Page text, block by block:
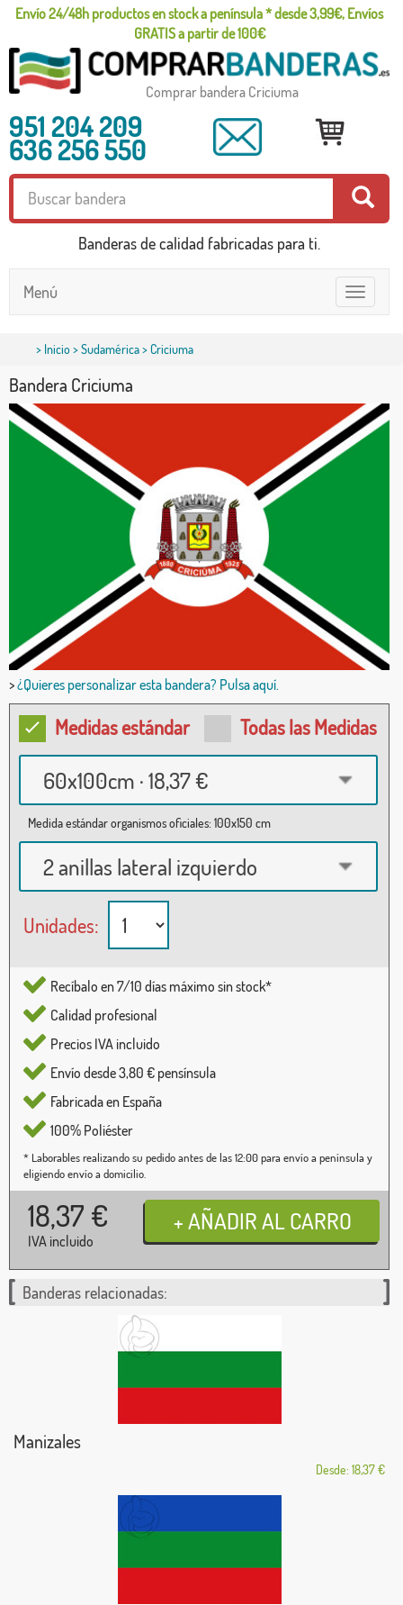
Envío 24/48h productos en stock a península * desde 3,99€, Envíos
GRATIS a partir de 100€
Comprar bandera Criciuma
951 204 209
636 256 550
Banderas de calidad fabricadas para ti.
Toggle
navigation
Menú
> Inicio>Sudamérica> Criciuma
Bandera Criciuma
>¿Quieres personalizar esta bandera? Pulsa aquí.
Medidas estándar Todas las Medidas
60x100cm · 18,37 €
Medida estándar organismos oficiales: 100x150 cm
2 anillas lateral izquierdo
Unidades:
Recíbalo en 7/10 días máximo sin stock*
Calidad profesional
Precios IVA incluido
Envío desde 3,80 € pensínsula
Fabricada en España
100% Poliéster
* Laborables realizando su pedido antes de las 12:00 para envío a península y
eligiendo envío a domicilio.
18,37 €
IVA incluido
Banderas relacionadas:
Manizales
Desde: 18,37 €